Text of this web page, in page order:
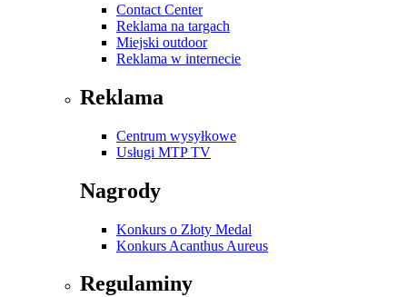
Contact Center
Reklama na targach
Miejski outdoor
Reklama w internecie
Reklama
Centrum wysyłkowe
Usługi MTP TV
Nagrody
Konkurs o Złoty Medal
Konkurs Acanthus Aureus
Regulaminy